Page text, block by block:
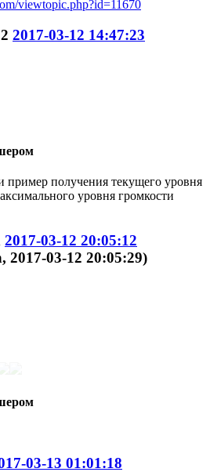
viewtopic.php?id=11670
2017-03-12 14:47:23
получения текущего уровня
уровня громкости
2017-03-12 20:05:12
2017-03-12 20:05:29)
03-13 01:01:18